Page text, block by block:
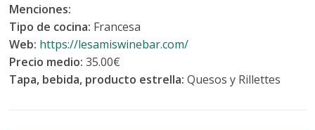
Menciones:
Tipo de cocina: Francesa
Web: https://lesamiswinebar.com/
Precio medio:35.00€
Tapa, bebida, producto estrella:Quesos y Rillettes